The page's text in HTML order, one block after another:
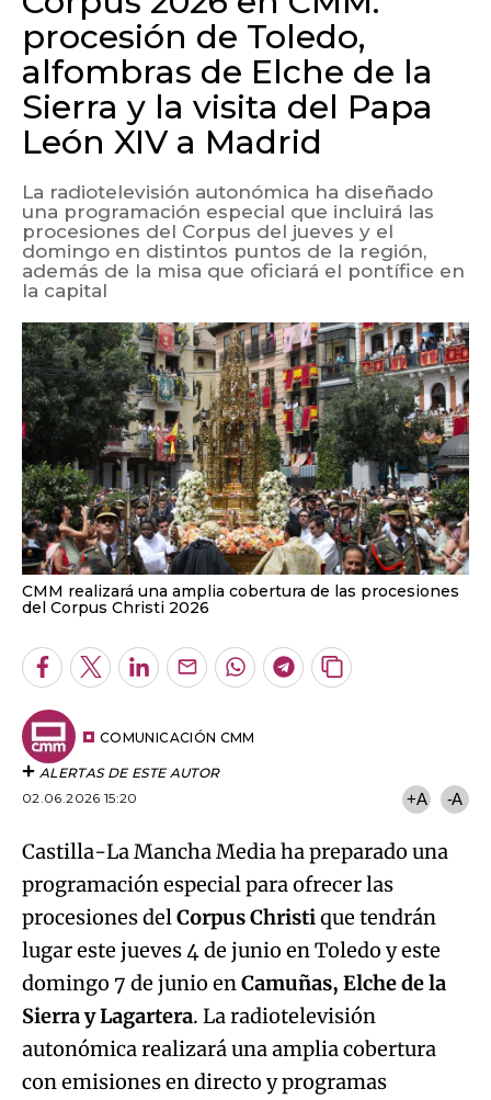
procesión de Toledo,
alfombras de Elche de la
Sierra y la visita del Papa
León XIV a Madrid
La radiotelevisión autonómica ha diseñado
una programación especial que incluirá las
procesiones del Corpus del jueves y el
domingo en distintos puntos de la región,
además de la misa que oficiará el pontífice en
la capital
CMM realizará una amplia cobertura de las procesiones
del Corpus Christi 2026
Facebook
TwitterLinkedInEnviarWhatsapp
Telegram
Copiar
COMUNICACIÓN CMM
ALERTAS DE ESTE AUTOR
02.06.2026 15:20
+A -A
Castilla-La Mancha Media ha preparado una
programación especial para ofrecer las
procesiones delCorpus Christique tendrán
lugar este jueves 4 de junio en Toledo y este
domingo 7 de junio enCamuñas, Elche de la
Sierra y Lagartera. La radiotelevisión
autonómica realizará una amplia cobertura
con emisiones en directo y programas